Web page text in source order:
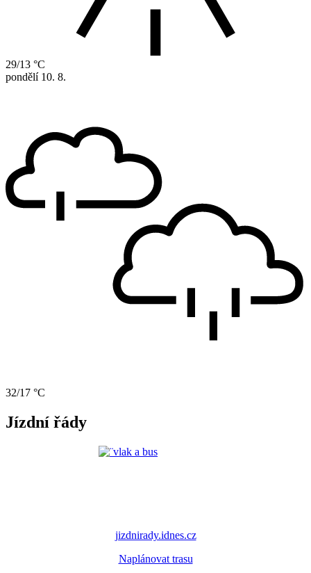
29/13 °C
pondělí 10. 8.
32/17 °C
Jízdní řády
jizdnirady.idnes.cz
Naplánovat trasu